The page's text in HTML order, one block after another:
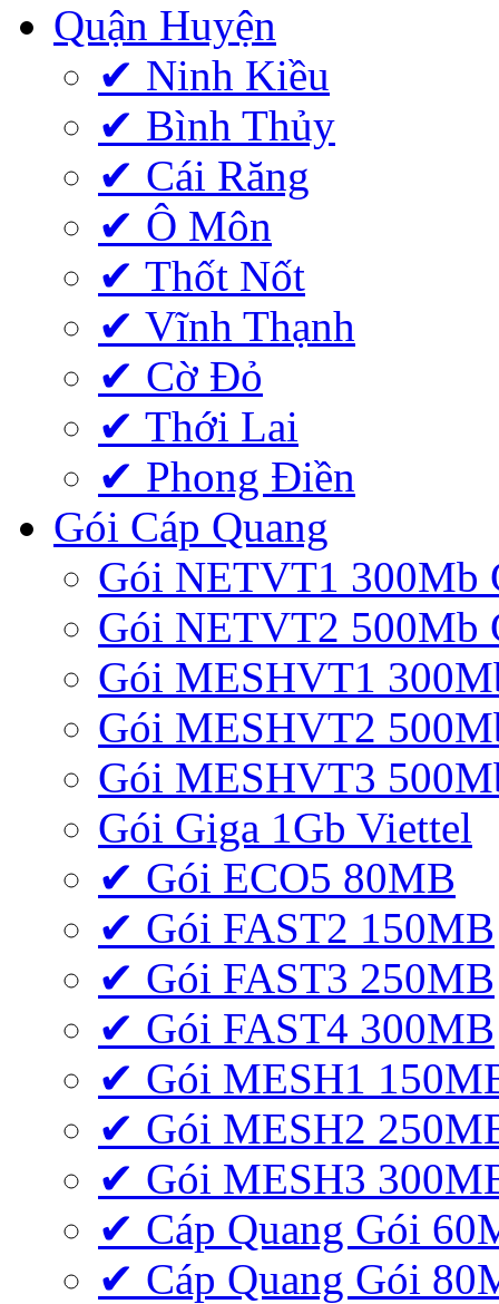
Quận Huyện
✔ Ninh Kiều
✔ Bình Thủy
✔ Cái Răng
✔ Ô Môn
✔ Thốt Nốt
✔ Vĩnh Thạnh
✔ Cờ Đỏ
✔ Thới Lai
✔ Phong Điền
Gói Cáp Quang
Gói NETVT1 300Mb
Gói NETVT2 500Mb
Gói MESHVT1
Gói MESHVT2
Gói MESHVT3
Gói Giga 1Gb Viettel
✔ Gói ECO5 80MB
✔ Gói FAST2 150MB
✔ Gói FAST3 250MB
✔ Gói FAST4 300MB
✔ Gói MESH1
✔ Gói MESH2
✔ Gói MESH3
✔ Cáp Quang Gói
✔ Cáp Quang Gói